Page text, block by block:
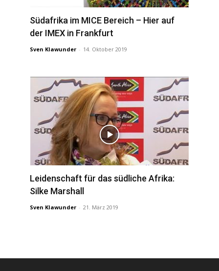
Südafrika im MICE Bereich – Hier auf
der IMEX in Frankfurt
Sven Klawunder - 14. Oktober 2019
Leidenschaft für das südliche Afrika:
Silke Marshall
Sven Klawunder - 21. März 2019